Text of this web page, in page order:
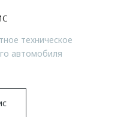
техническое
автомобиля